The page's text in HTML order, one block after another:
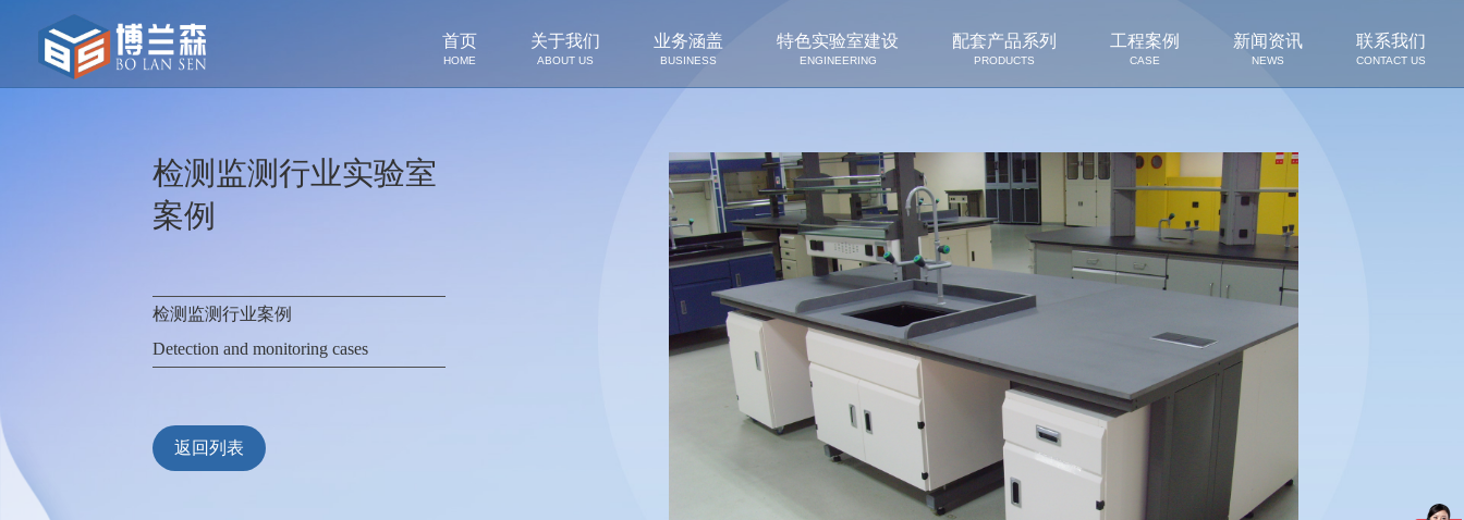
首页
HOME
关于我们
ABOUT US
业务涵盖
BUSINESS
特色实验室建设
ENGINEERING
配套产品系列
PRODUCTS
工程案例
CASE
新闻资讯
NEWS
联系我们
CONTACT US
检测监测行业实验室
案例
检测监测行业案例
Detection and monitoring cases
返回列表